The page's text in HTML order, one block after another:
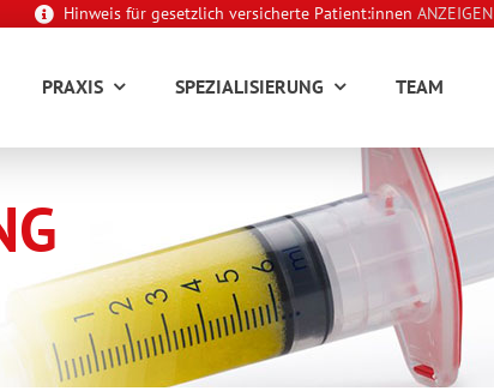
Hinweis für gesetzlich versicherte Patient:innen ANZEIGEN
PRAXIS SPEZIALISIERUNG TEAM